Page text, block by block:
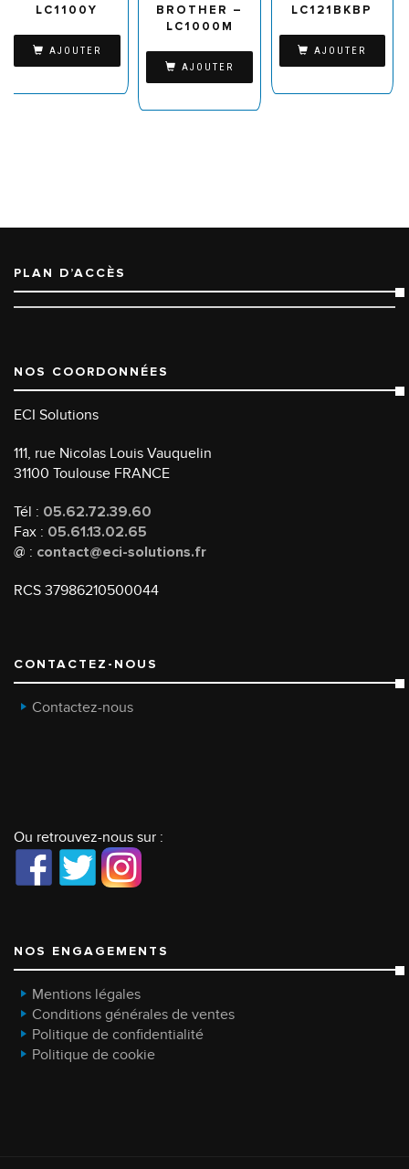
LC1100Y
AJOUTER
BROTHER –
LC1000M
AJOUTER
LC121BKBP
AJOUTER
PLAN D’ACCÈS
NOS COORDONNÉES
ECI Solutions
111, rue Nicolas Louis Vauquelin
31100 Toulouse FRANCE
Tél : 05.62.72.39.60
Fax : 05.61.13.02.65
@ : contact@eci-solutions.fr
RCS 37986210500044
CONTACTEZ-NOUS
Contactez-nous
Ou retrouvez-nous sur :
NOS ENGAGEMENTS
Mentions légales
Conditions générales de ventes
Politique de confidentialité
Politique de cookie